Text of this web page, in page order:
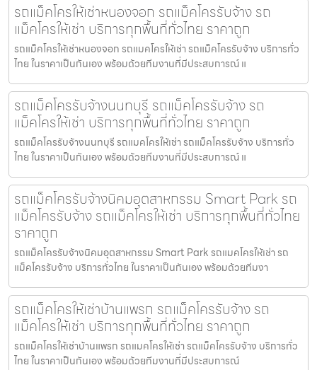
รถแม็คโครให้เช่าหนองจอก รถแม็คโครรับจ้าง รถ
แม็คโครให้เช่า บริการทุกพื้นที่ทั่วไทย ราคาถูก
รถแม็คโครให้เช่าหนองจอก รถแมคโครให้เช่า รถแม็คโครรับจ้าง บริการทั่ว
ไทย ในราคาเป็นกันเอง พร้อมด้วยทีมงานที่มีประสบการณ์ แ
รถแม็คโครรับจ้างนนทบุรี รถแม็คโครรับจ้าง รถ
แม็คโครให้เช่า บริการทุกพื้นที่ทั่วไทย ราคาถูก
รถแม็คโครรับจ้างนนทบุรี รถแมคโครให้เช่า รถแม็คโครรับจ้าง บริการทั่ว
ไทย ในราคาเป็นกันเอง พร้อมด้วยทีมงานที่มีประสบการณ์ แ
รถแม็คโครรับจ้างนิคมอุตสาหกรรม Smart Park รถ
แม็คโครรับจ้าง รถแม็คโครให้เช่า บริการทุกพื้นที่ทั่วไทย
ราคาถูก
รถแม็คโครรับจ้างนิคมอุตสาหกรรม Smart Park รถแมคโครให้เช่า รถ
แม็คโครรับจ้าง บริการทั่วไทย ในราคาเป็นกันเอง พร้อมด้วยทีมงา
รถแม็คโครให้เช่าบ้านแพรก รถแม็คโครรับจ้าง รถ
แม็คโครให้เช่า บริการทุกพื้นที่ทั่วไทย ราคาถูก
รถแม็คโครให้เช่าบ้านแพรก รถแมคโครให้เช่า รถแม็คโครรับจ้าง บริการทั่ว
ไทย ในราคาเป็นกันเอง พร้อมด้วยทีมงานที่มีประสบการณ์